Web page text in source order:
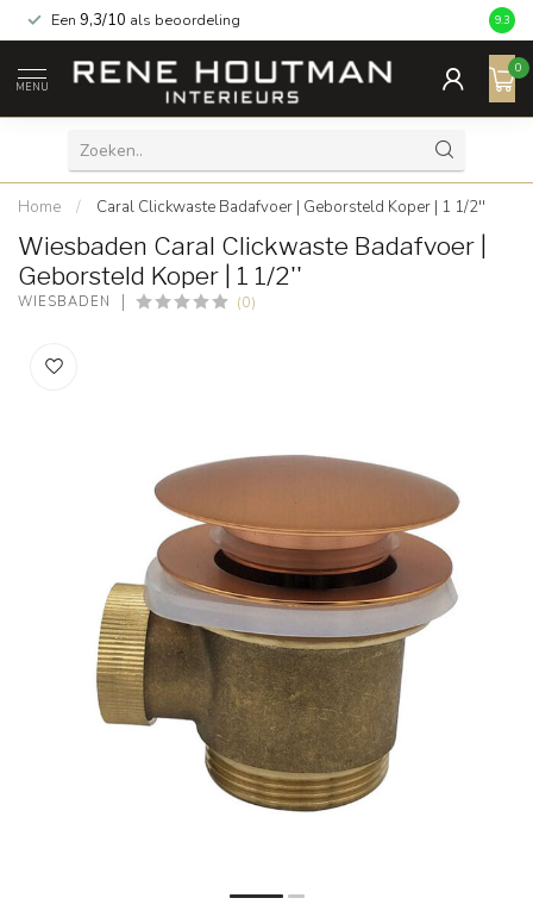
Een 9,3/10 als beoordeling 9.3
MENU
0
Home / Caral Clickwaste Badafvoer | Geborsteld Koper | 1 1/2''
Wiesbaden Caral Clickwaste Badafvoer |
Geborsteld Koper | 1 1/2''
WIESBADEN (0)